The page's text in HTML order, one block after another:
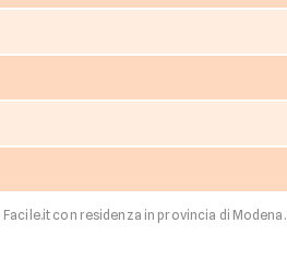
con residenza in provincia di Modena.